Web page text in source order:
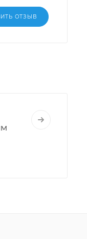
ОТЗЫВ